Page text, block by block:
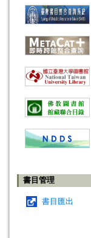
書目管理
書目匯出